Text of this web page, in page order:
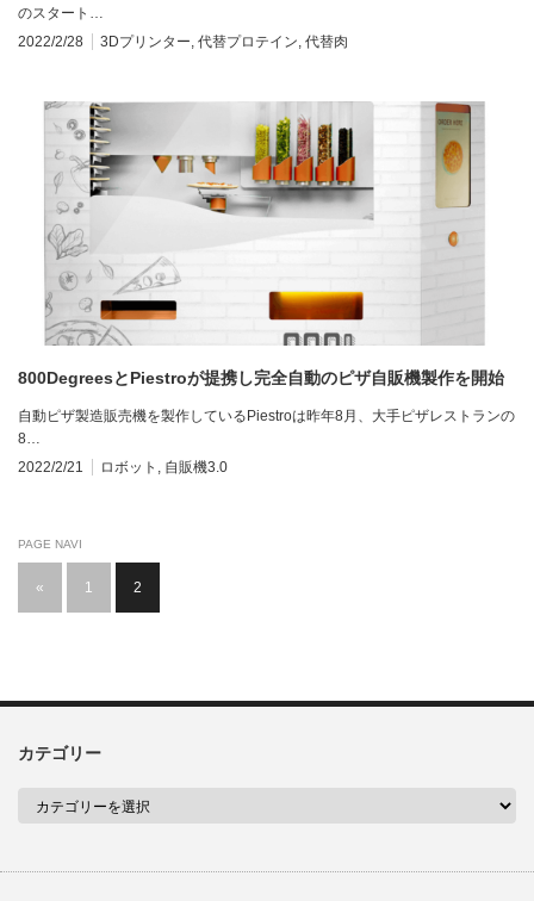
のスタート…
2022/2/28
3Dプリンター 代替プロテイン 代替肉
800DegreesとPiestroが提携し完全自動のピザ自販機製作を開始
自動ピザ製造販売機を製作しているPiestroは昨年8月、大手ピザレストランの
8…
2022/2/21
ロボット , 自販機3.0
PAGE NAVI
« 1 2
カテゴリー